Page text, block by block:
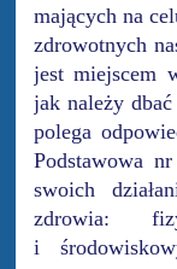
mających na
zdrowotnych
jest miejscem
jak należy
polega
Podstawowa
swoich
zdrowia:
i